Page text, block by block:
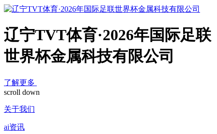
辽宁TVT体育·2026年国际足联
世界杯金属科技有限公司
了解更多
scroll down
关于我们
ai资讯